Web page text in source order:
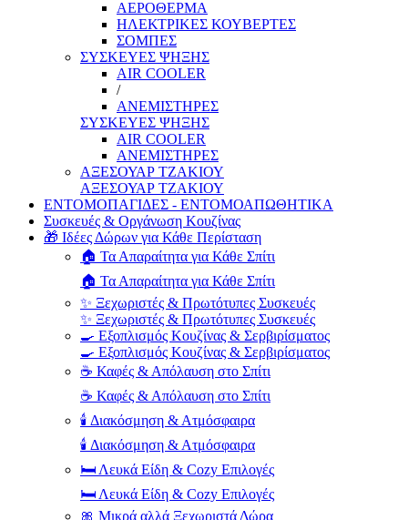
ΑΕΡΟΘΕΡΜΑ
ΗΛΕΚΤΡΙΚΕΣ ΚΟΥΒΕΡΤΕΣ
ΣΟΜΠΕΣ
ΣΥΣΚΕΥΕΣ ΨΗΞΗΣ
AIR COOLER
/
ΑΝΕΜΙΣΤΗΡΕΣ
ΣΥΣΚΕΥΕΣ ΨΗΞΗΣ
AIR COOLER
ΑΝΕΜΙΣΤΗΡΕΣ
ΑΞΕΣΟΥΑΡ ΤΖΑΚΙΟΥ
ΑΞΕΣΟΥΑΡ ΤΖΑΚΙΟΥ
ΕΝΤΟΜΟΠΑΓΙΔΕΣ - ΕΝΤΟΜΟΑΠΩΘΗΤΙΚΑ
Συσκευές & Οργάνωση Κουζίνας
🎁 Ιδέες Δώρων για Κάθε Περίσταση
🏠 Τα Απαραίτητα για Κάθε Σπίτι
🏠 Τα Απαραίτητα για Κάθε Σπίτι
✨ Ξεχωριστές & Πρωτότυπες Συσκευές
✨ Ξεχωριστές & Πρωτότυπες Συσκευές
🍳 Εξοπλισμός Κουζίνας & Σερβιρίσματος
🍳 Εξοπλισμός Κουζίνας & Σερβιρίσματος
☕ Καφές & Απόλαυση στο Σπίτι
☕ Καφές & Απόλαυση στο Σπίτι
🕯️ Διακόσμηση & Ατμόσφαιρα
🕯️ Διακόσμηση & Ατμόσφαιρα
🛏️ Λευκά Είδη & Cozy Επιλογές
🛏️ Λευκά Είδη & Cozy Επιλογές
🎀 Μικρά αλλά Ξεχωριστά Δώρα